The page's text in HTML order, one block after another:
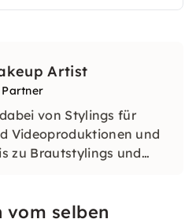
sorgen für noch mehr
ganz nach Deinem
Stimmung und jeden
Artist
von Stylings für
Videoproduktionen und
zu Brautstylings und
vom selben